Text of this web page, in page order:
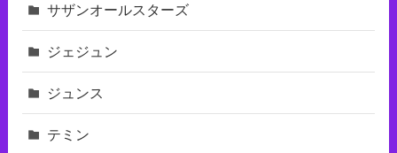
サザンオールスターズ
ジェジュン
ジュンス
テミン